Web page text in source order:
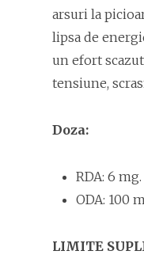
arsuri la
lipsa de
un efort
tensiune,
Doza:
RDA: 6 mg.
ODA: 100
LIMITE